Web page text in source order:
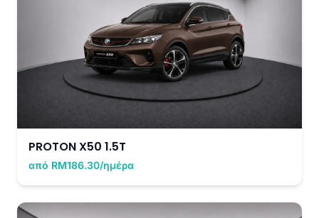
PROTON X50 1.5T
από RM186.30/ημέρα